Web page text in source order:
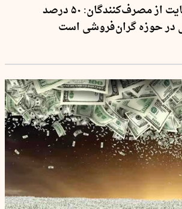
رئیس سازمان حمایت از مصرف‌کنندگان: ۵۰ درصد
در حوزه گران‌فروشی است